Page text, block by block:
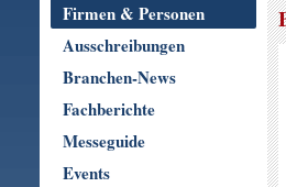
Firmen & Personen
Ausschreibungen
Branchen-News
Fachberichte
Messeguide
Events